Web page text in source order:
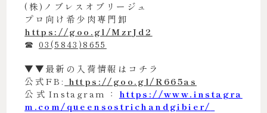
(株)ノブレスオブリージュ
プロ向け希少肉専門卸
https://goo.gl/MzrJd2
☎︎03(5843)8655
▼▼最新の入荷情報はコチラ
公式FB: https://goo.gl/R665as
公式Instagram： https://www.instagra
m.com/queensostrichandgibier/